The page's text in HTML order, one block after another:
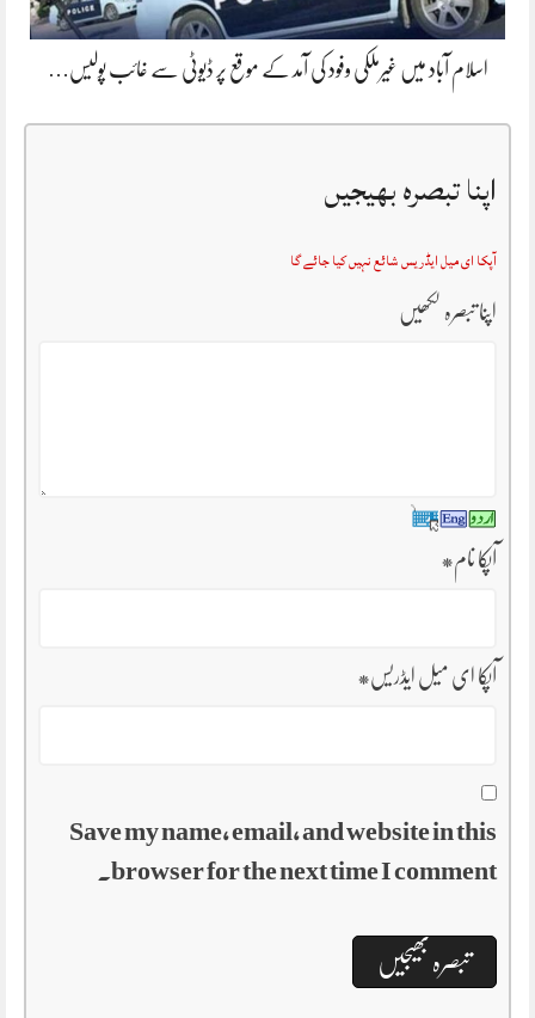
اسلام آباد میں غیرملکی وفود کی آمد کے موقع پر ڈیوٹی سے غائب پولیس…
اپنا تبصرہ بھیجیں
آپکا ای میل ایڈریس شائع نہیں کیا جائے گا
اپنا تبصرہ لکھیں
آپکا نام*
آپکا ای میل ایڈریس*
Save my name, email, and website in this
browser for the next time I comment.